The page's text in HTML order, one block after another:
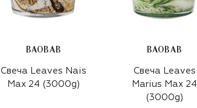
BAOBAB
Свеча Leaves Nais
Max 24 (3000g)
BAOBAB
Свеча Leaves
Marius Max 24
(3000g)